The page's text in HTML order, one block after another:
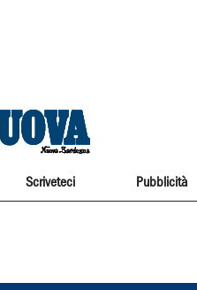
Scriveteci Pubblicità